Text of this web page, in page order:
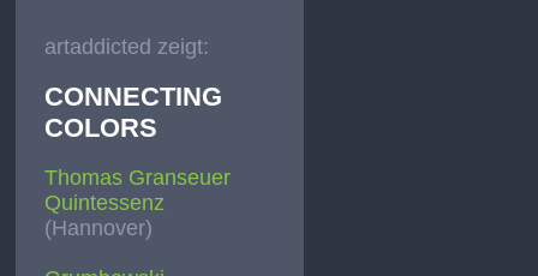
artaddicted zeigt:
CONNECTING
COLORS
Thomas Granseuer
Quintessenz
(Hannover)